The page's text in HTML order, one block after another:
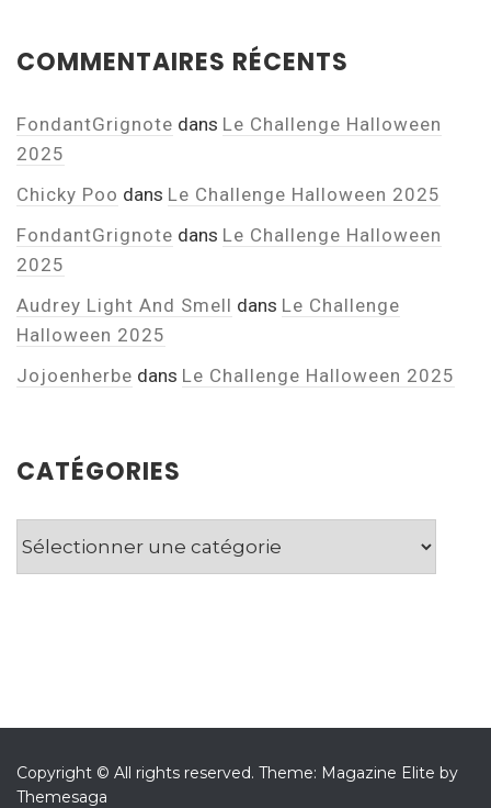
COMMENTAIRES RÉCENTS
FondantGrignote dans Le Challenge Halloween
2025
Chicky Poo dans Le Challenge Halloween 2025
FondantGrignote dans Le Challenge Halloween
2025
Audrey Light And Smell dans Le Challenge
Halloween 2025
Jojoenherbe dans Le Challenge Halloween 2025
CATÉGORIES
Copyright © All rights reserved. Theme: Magazine Elite by
Themesaga